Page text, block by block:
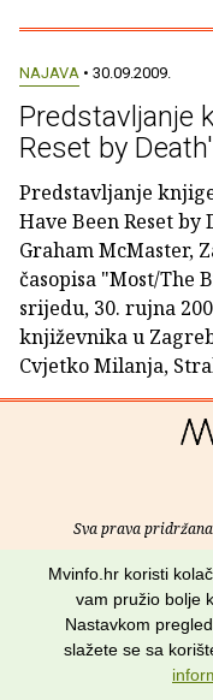
NAJAVA • 30.09.2009.
Predstavljanje
Reset by
Predstavljanje
Have Been Reset
Graham McMaster,
časopisa "Most/The
srijedu, 30. rujna
književnika u
Cvjetko Milanja,
Sva prava
O nama•
Mvinfo.hr koristi
vam pružio bolje
Nastavkom
slažete se sa